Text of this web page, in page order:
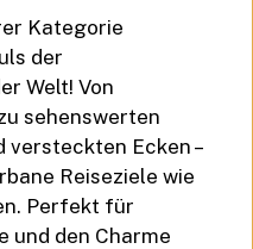
Kategorie
der
Welt! Von
sehenswerten
versteckten Ecken –
Reiseziele wie
Perfekt für
und den Charme